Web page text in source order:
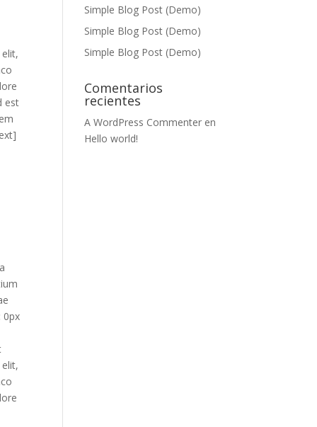
est
0px
Simple Blog Post (Demo)
Simple Blog Post (Demo)
Simple Blog Post (Demo)
Comentarios
recientes
A WordPress Commenter en
Hello world!